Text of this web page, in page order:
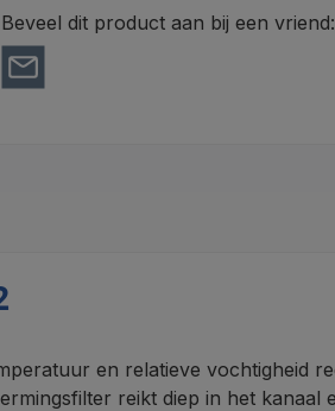
Beveel dit product aan bij een vriend:
en relatieve vochtigheid
reikt diep in het kanaal